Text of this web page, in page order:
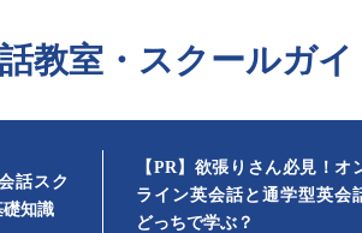
教室・スクールガイ
話スク
礎知識
【PR】欲張りさん必見！オ
ライン英会話と通学型英会
どっちで学ぶ？